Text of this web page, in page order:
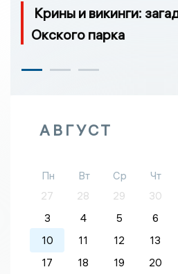
Крины и викинги:
Окского парка
АВГУСТ
Пн Вт Ср Чт
27
28 29 30
3
4 5 6
10
11 12 13
17
18 19 20